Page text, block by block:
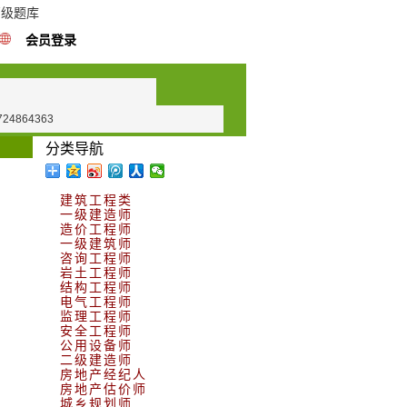
题库
会员登录
分类导航
建筑工程类
一级建造师
造价工程师
一级建筑师
咨询工程师
岩土工程师
结构工程师
电气工程师
监理工程师
安全工程师
公用设备师
二级建造师
房地产经纪人
房地产估价师
城乡规划师